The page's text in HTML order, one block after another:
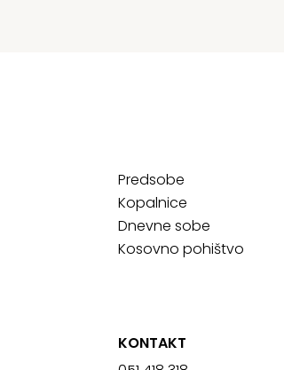
Predsobe
Kopalnice
Dnevne sobe
Kosovno pohištvo
KONTAKT